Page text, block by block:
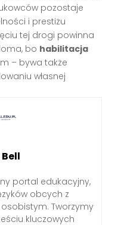
pozostaje
i prestiżu
tej drogi powinna
bo habilitacja
– bywa także
własnej
portal edukacyjny,
obcych z
Tworzymy
kluczowych